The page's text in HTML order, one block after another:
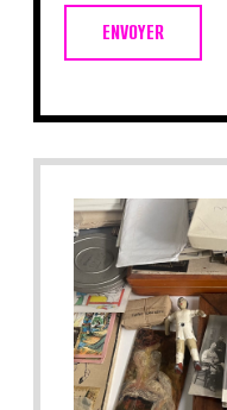
ENVOYER